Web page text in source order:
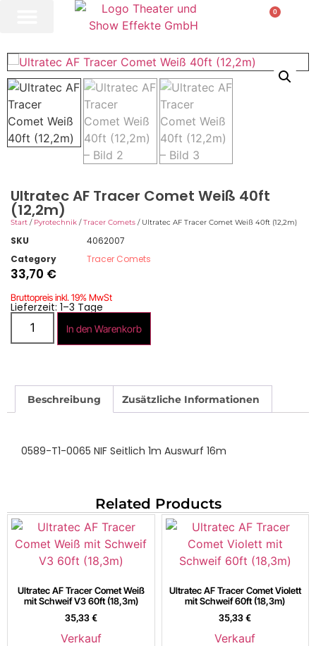
0
Ultratec AF Tracer Comet Weiß 40ft
(12,2m)
Start / Pyrotechnik /Tracer Comets / Ultratec AF Tracer Comet Weiß 40ft (12,2m)
SKU
4062007
Category
Tracer Comets
33,70 €
Bruttopreis inkl. 19% MwSt
Lieferzeit: 1–3 Tage
In den Warenkorb
Beschreibung Zusätzliche Informationen
0589-T1-0065 NIF Seitlich 1m Auswurf 16m
Related Products
Ultratec AF Tracer Comet Weiß
mit Schweif V3 60ft (18,3m)
35,33€
Verkauf
Ultratec AF Tracer Comet Violett
mit Schweif 60ft (18,3m)
35,33€
Verkauf